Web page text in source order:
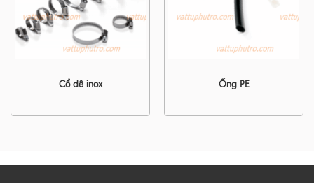
Cổ dê inox Ống PE